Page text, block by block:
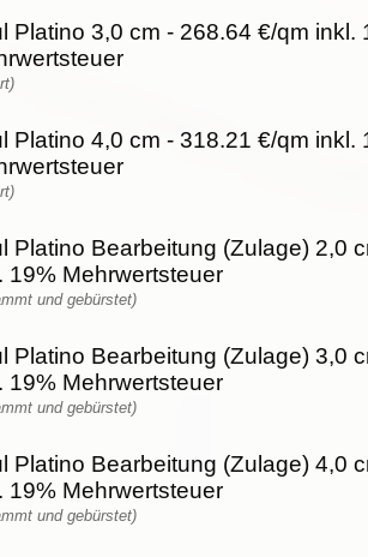
Platino 3,0 cm - 268.64 €/qm inkl.
Platino 4,0 cm - 318.21 €/qm inkl.
Platino Bearbeitung (Zulage) 2,0
19% Mehrwertsteuer
und gebürstet)
Platino Bearbeitung (Zulage) 3,0
19% Mehrwertsteuer
und gebürstet)
Platino Bearbeitung (Zulage) 4,0
19% Mehrwertsteuer
und gebürstet)